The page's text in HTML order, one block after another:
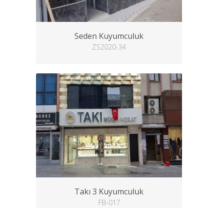
Seden Kuyumculuk
ZS2020-34
Takı 3 Kuyumculuk
FB-017